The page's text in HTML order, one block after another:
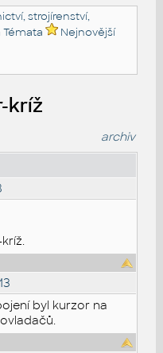
strojírenství,
Témata
Nejnovější
kríž
archiv
byl kurzor na